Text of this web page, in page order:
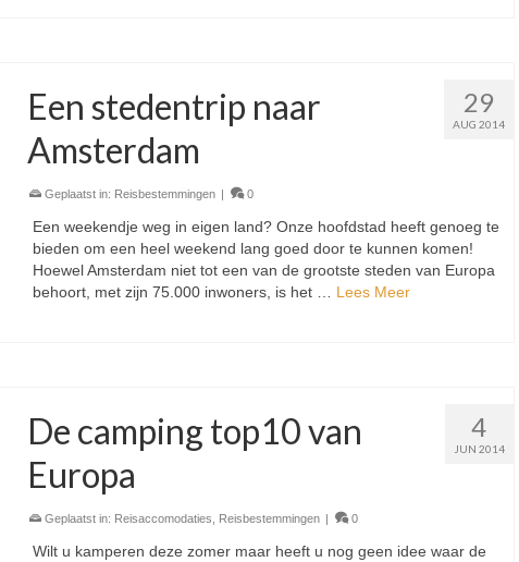
29
AUG 2014
Een stedentrip naar
Amsterdam
Geplaatst in: Reisbestemmingen 0
Een weekendje weg in eigen land? Onze hoofdstad heeft genoeg te
bieden om een heel weekend lang goed door te kunnen komen!
Hoewel Amsterdam niet tot een van de grootste steden van Europa
behoort, met zijn 75.000 inwoners, is het … Lees Meer
4
JUN 2014
De camping top10 van
Europa
Geplaatst in: Reisaccomodaties, Reisbestemmingen 0
Wilt u kamperen deze zomer maar heeft u nog geen idee waar de